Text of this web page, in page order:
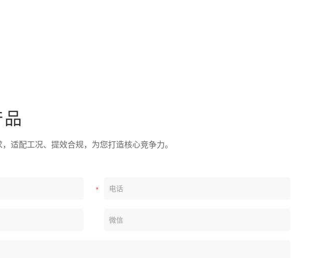
适配工况、提效合规，为您打造核心竞争力。